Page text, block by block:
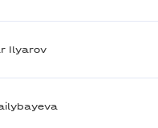
Ilyarov